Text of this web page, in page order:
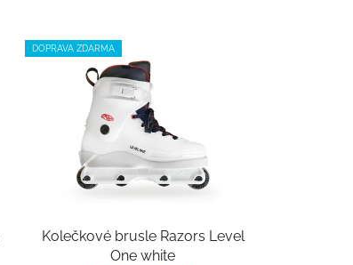
DOPRAVA ZDARMA
Kolečkové brusle Razors Level
One white